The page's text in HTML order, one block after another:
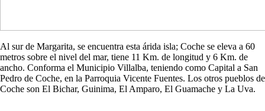
Al sur de Margarita, se encuentra esta árida isla; Coche se eleva a 60
metros sobre el nivel del mar, tiene 11 Km. de longitud y 6 Km. de
ancho. Conforma el Municipio Villalba, teniendo como Capital a San
Pedro de Coche, en la Parroquia Vicente Fuentes. Los otros pueblos de
Coche son El Bichar, Guinima, El Amparo, El Guamache y La Uva.